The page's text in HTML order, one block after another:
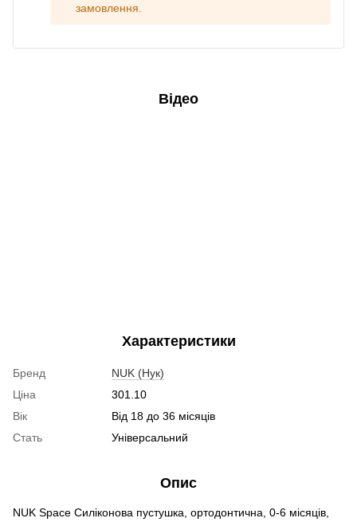
замовлення.
Відео
Характеристики
Бренд
NUK (Нук)
Ціна
301.10
Вік
Від 18 до 36 місяців
Стать
Універсальний
Опис
NUK Space Силіконова пустушка, ортодонтична, 0-6 місяців,